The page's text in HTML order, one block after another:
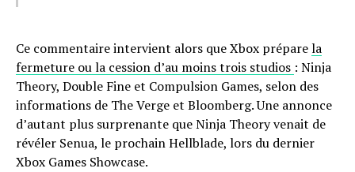
Ce commentaire intervient alors que Xbox préparela
fermeture ou la cession d’au moins trois studios : Ninja
Theory, Double Fine et Compulsion Games, selon des
informations de The Verge et Bloomberg. Une annonce
d’autant plus surprenante que Ninja Theory venait de
révéler Senua, le prochain Hellblade, lors du dernier
Xbox Games Showcase.